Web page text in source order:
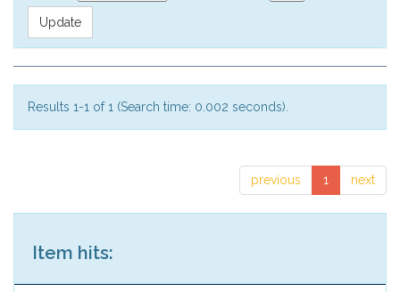
Results 1-1 of 1 (Search time: 0.002 seconds).
previous 1 next
Item hits: